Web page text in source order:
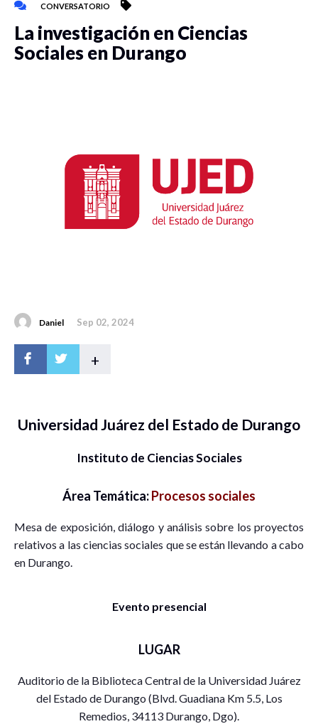
CONVERSATORIO
La investigación en Ciencias
Sociales en Durango
Daniel Sep 02, 2024
+
Universidad Juárez del Estado de Durango
Instituto de Ciencias Sociales
Área Temática:Procesos sociales
Mesa de exposición, diálogo y análisis sobre los proyectos
relativos a las ciencias sociales que se están llevando a cabo
en Durango.
Evento presencial
LUGAR
Auditorio de la Biblioteca Central de la Universidad Juárez
del Estado de Durango (Blvd. Guadiana Km 5.5, Los
Remedios, 34113 Durango, Dgo).